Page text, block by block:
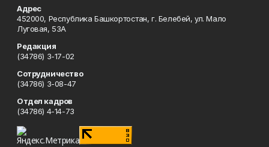
Адрес
452000, Республика Башкортостан, г. Белебей, ул. Мало
Луговая, 53А
Редакция
(34786) 3-17-02
Сотрудничество
(34786) 3-08-47
Отдел кадров
(34786) 4-14-73